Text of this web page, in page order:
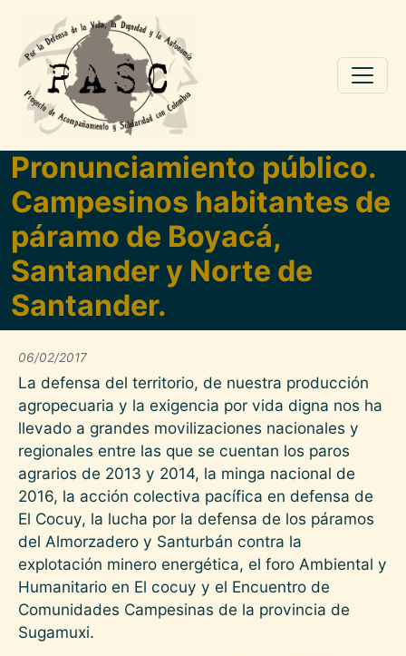
Pasar al contenido principal
Pronunciamiento público.
Campesinos habitantes de
páramo de Boyacá,
Santander y Norte de
Santander.
06/02/2017
La defensa del territorio, de nuestra producción
agropecuaria y la exigencia por vida digna nos ha
llevado a grandes movilizaciones nacionales y
regionales entre las que se cuentan los paros
agrarios de 2013 y 2014, la minga nacional de
2016, la acción colectiva pacífica en defensa de
El Cocuy, la lucha por la defensa de los páramos
del Almorzadero y Santurbán contra la
explotación minero energética, el foro Ambiental y
Humanitario en El cocuy y el Encuentro de
Comunidades Campesinas de la provincia de
Sugamuxi.